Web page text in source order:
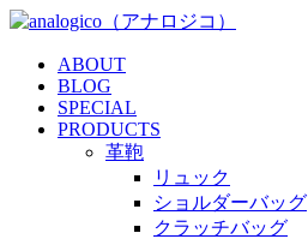
ABOUT
BLOG
SPECIAL
PRODUCTS
革鞄
リュック
ショルダーバッグ
クラッチバッグ